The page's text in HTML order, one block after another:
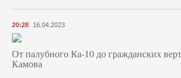
20:28 16.04.2023
От палубного Ка-10 до гражданских
Камова